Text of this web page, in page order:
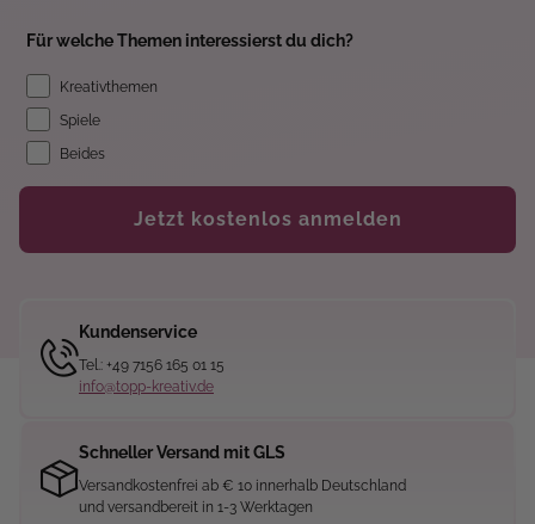
Für welche Themen interessierst du dich?
Kreativthemen
Spiele
Beides
Jetzt kostenlos anmelden
Kundenservice
Tel.: +49 7156 165 01 15
info@topp-kreativ.de
Schneller Versand mit GLS
Versandkostenfrei ab € 10 innerhalb Deutschland
und versandbereit in 1-3 Werktagen